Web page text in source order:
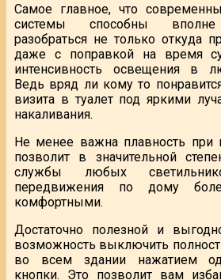
Самое главное, что
системы способны вполне
разобраться не только откуда
даже с поправкой на время
интенсивность освещения в
Ведь вряд ли кому то
визита в туалет под яркими
накаливания.
Не менее важна плавность при
позволит в значительной
службы любых
передвижения по дому
комфортными.
Достаточно полезной и
возможность выключить
во всем здании нажатием
кнопки. Это позволит вам